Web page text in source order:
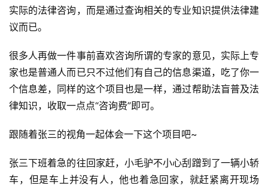
实际的法律咨询，而是通过查询相关的专业知识提供法律建
议而已。
很多人再做一件事前喜欢咨询所谓的专家的意见，实际上专
家也是普通人而已只不过他们有自己的信息渠道，吃了你一
个信息差，同样的这个项目也是一样，通过帮助法盲普及法
律知识，收取一点点“咨询费”即可。
跟随着张三的视角一起体会一下这个项目吧~
张三下班着急的往回家赶，小毛驴不小心刮蹭到了一辆小轿
车，但是车上并没有人，他也着急回家，就赶紧离开现场